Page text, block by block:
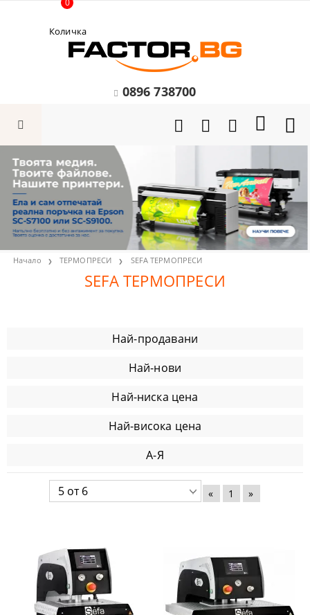
Количка
0
0896 738700
Начало ТЕРМОПРЕСИ SEFA ТЕРМОПРЕСИ
SEFA ТЕРМОПРЕСИ
Най-продавани
Най-нови
Най-ниска цена
Най-висока цена
А-Я
« 1 »